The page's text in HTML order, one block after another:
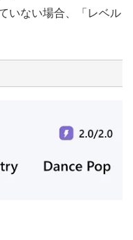
いない場合、「レベル